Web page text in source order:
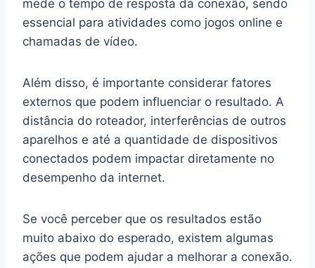
mede o tempo de resposta da conexão, sendo
essencial para atividades como jogos online e
chamadas de vídeo.
Além disso, é importante considerar fatores
externos que podem influenciar o resultado. A
distância do roteador, interferências de outros
aparelhos e até a quantidade de dispositivos
conectados podem impactar diretamente no
desempenho da internet.
Se você perceber que os resultados estão
muito abaixo do esperado, existem algumas
ações que podem ajudar a melhorar a conexão.